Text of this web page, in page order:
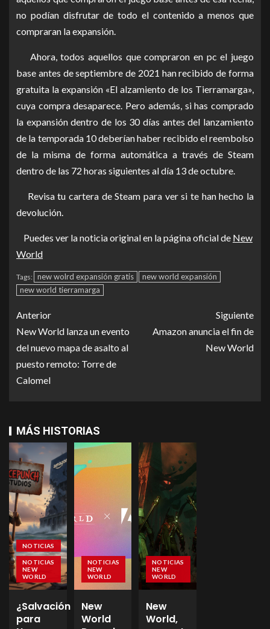
no podían disfrutar de todo el contenido a menos que
compraran la expansión.
Ahora, todos aquellos que compraron en pc el juego
base antes de septiembre de 2021 han recibido de forma
gratuita la expansión «El alzamiento de los Tierramarga»,
cuya compra desaparece. Pero además, si has comprado
la expansión dentro de los 30 días antes del lanzamiento
de la temporada 10 deberían haber recibido el reembolso
de la misma de forma automática a través de Steam
dentro de las 72 horas siguientes al día 13 de octubre.
Revisa tu cartera de Steam para ver si te han hecho la
devolución.
Puedes ver la noticia original en la página oficial de New
World
Tags: new wolrd expansión gratis
new world expansión
new world tierramarga
Anterior
New World lanza un evento
del nuevo mapa de asalto al
puesto remoto: Torre de
Calomel
Siguiente
Amazon anuncia el fin de
New World
MÁS HISTORIAS
NOTICIAS
NOTICIAS
NEW
WORLD
¿Salvación
para
NOTICIAS
NEW
WORLD
New
World
NOTICIAS
NEW
WORLD
New
World,